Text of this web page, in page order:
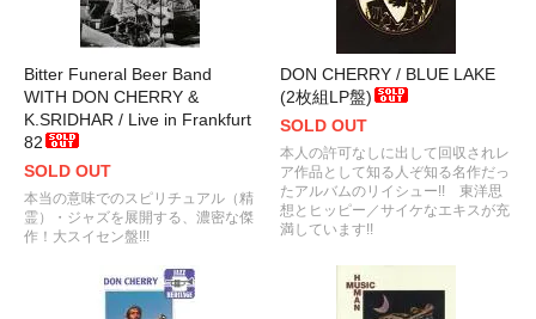
Bitter Funeral Beer Band
WITH DON CHERRY &
K.SRIDHAR / Live in Frankfurt
82
SOLD OUT
本当の意味でのスピリチュアル（精
霊）・ジャズを展開する、濃密な傑
作！大スイセン盤!!!
DON CHERRY / BLUE LAKE
(2枚組LP盤)
SOLD OUT
本人の許可なしに出して回収されレ
ア作品として知る人ぞ知る名作だっ
たアルバムのリイシュー!! 東洋思
想とヒッピー／サイケなエキスが充
満しています!!